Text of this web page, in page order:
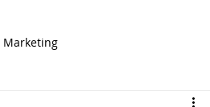
Marketing